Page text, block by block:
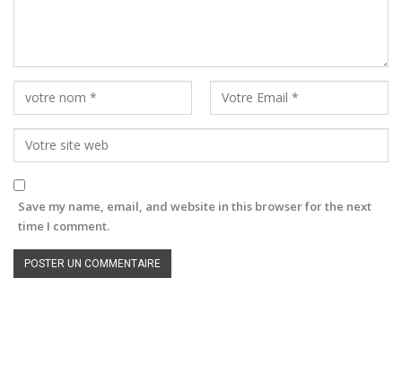
Save my name, email, and website in this browser for the next
time I comment.